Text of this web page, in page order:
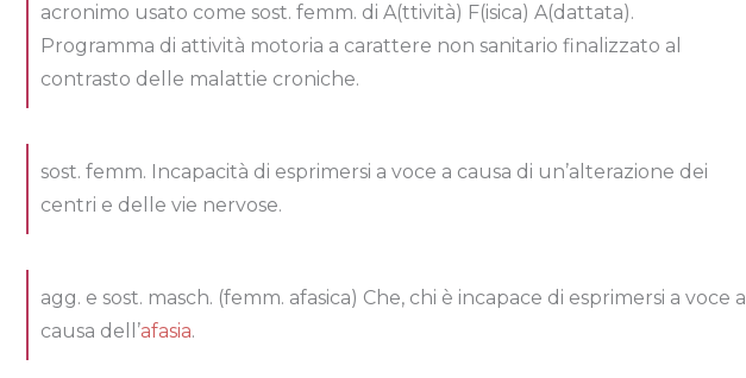
acronimo usato come sost. femm. di A(ttività) F(isica) A(dattata).
Programma di attività motoria a carattere non sanitario finalizzato al
contrasto delle malattie croniche.
sost. femm. Incapacità di esprimersi a voce a causa di un’alterazione dei
centri e delle vie nervose.
agg. e sost. masch. (femm. afasica) Che, chi è incapace di esprimersi a voce a
causa dell’afasia.